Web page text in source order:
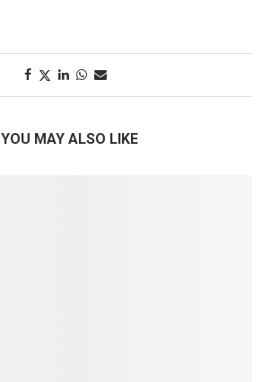
YOU MAY ALSO LIKE